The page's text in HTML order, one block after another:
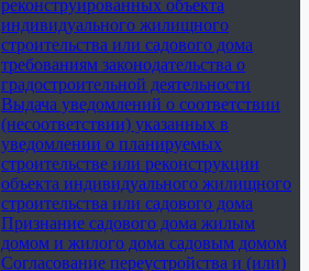
реконструированных объекта
индивидуального жилищного
строительства или садового дома
требованиям законодательства о
градостроительной деятельности
Выдача уведомлений о соответствии
(несоответствии) указанных в
уведомлении о планируемых
строительстве или реконструкции
объекта индивидуального жилищного
строительства или садового дома
Признание садового дома жилым
домом и жилого дома садовым домом
Согласование переустройства и (или)